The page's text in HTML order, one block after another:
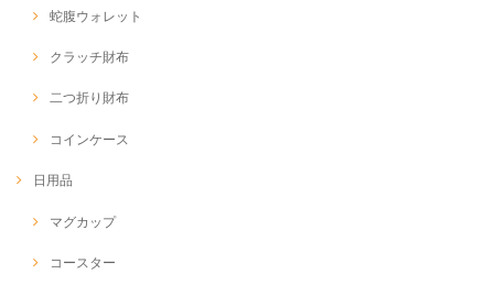
蛇腹ウォレット
クラッチ財布
二つ折り財布
コインケース
日用品
マグカップ
コースター